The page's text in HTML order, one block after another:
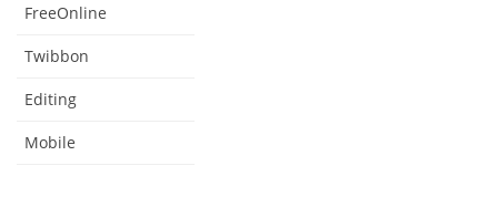
FreeOnline
Twibbon
Editing
Mobile